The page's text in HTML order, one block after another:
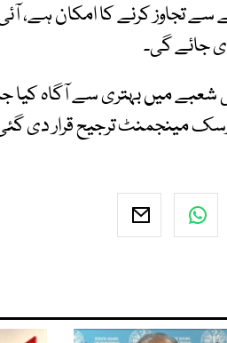
ٹیکس ہدف 14 ہزار ارب روپے سے تجاوز کرنے کا امکان ہے،
جائے گی۔
شعبے میں بہتری سے آگاہ کیا
مینجمنٹ ترجیح قرار دی